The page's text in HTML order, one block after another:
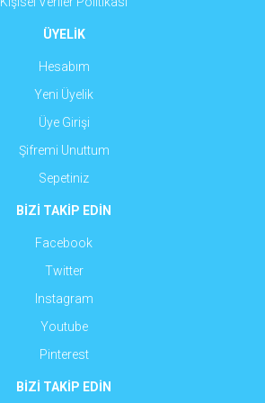
ÜYELİK
Hesabım
Yeni Üyelik
Üye Girişi
Şifremi Unuttum
Sepetiniz
BİZİ TAKİP EDİN
Facebook
Twitter
Instagram
Youtube
Pinterest
BİZİ TAKİP EDİN